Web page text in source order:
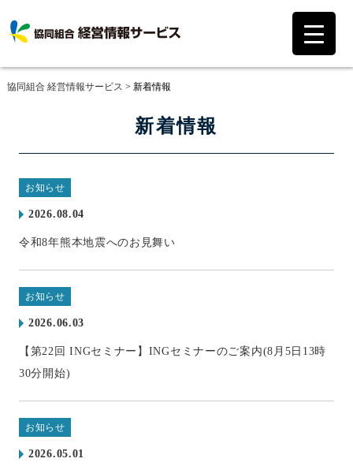
協同組合 経営情報サービス > 新着情報
新着情報
お知らせ
2026.08.04
令和8年熊本地震へのお見舞い
お知らせ
2026.06.03
【第22回 INGセミナー】INGセミナーのご案内(8月5日13時
30分開始)
お知らせ
2026.05.01